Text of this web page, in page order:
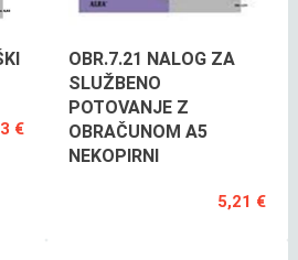
€
OBR.7.21 NALOG ZA
SLUŽBENO
POTOVANJE Z
OBRAČUNOM A5
NEKOPIRNI
5,21 €